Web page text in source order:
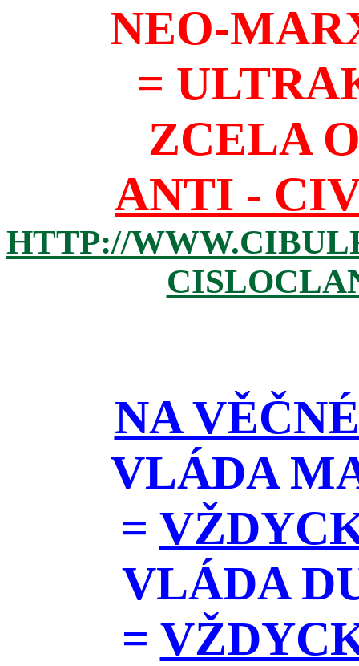
NEO-
=
ZCELA
ANTI -
HTTP://
NA
VLÁDA
=
VLÁDA
=